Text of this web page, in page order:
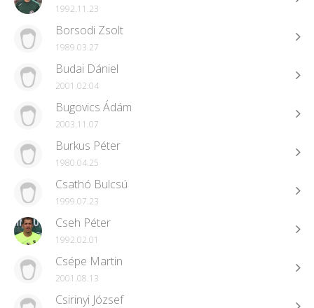
1992.11.23
Borsodi Zsolt
1989.03.27
Budai Dániel
2001.02.04
Bugovics Ádám
2003.11.07
Burkus Péter
1980.04.25
Csathó Bulcsú
1999.07.23
Cseh Péter
1992.02.01
Csépe Martin
2001.08.13
Csirinyi József